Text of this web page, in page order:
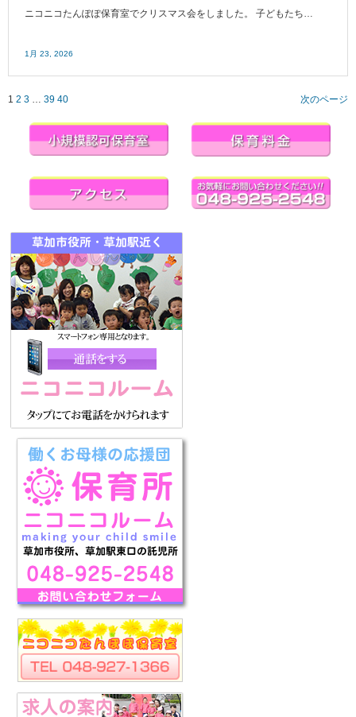
ニコニコたんぽぽ保育室でクリスマス会をしました。 子どもたち…
1月 23, 2026
Navigation
1 2 3 … 39 40 次のページ